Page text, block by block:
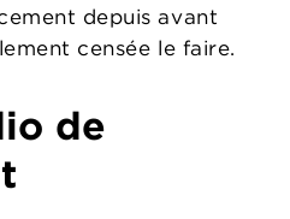
depuis avant
censée le faire.
de